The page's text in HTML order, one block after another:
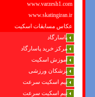
www.varzesh1.com
www.skatingiran.ir
عکاس مسابقات اسکیت
پاسارگاد
مرکز خرید پاسارگاد
آموزش اسکیت
پزشکان ورزشی
تیم اسکیت سرعت
تیم اسکیت سرعت